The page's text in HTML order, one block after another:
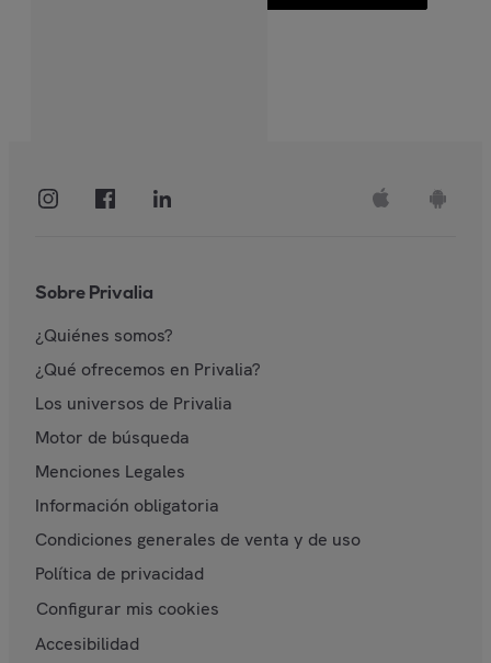
Sobre Privalia
¿Quiénes somos?
¿Qué ofrecemos en Privalia?
Los universos de Privalia
Motor de búsqueda
Menciones Legales
Información obligatoria
Condiciones generales de venta y de uso
Política de privacidad
Configurar mis cookies
Accesibilidad